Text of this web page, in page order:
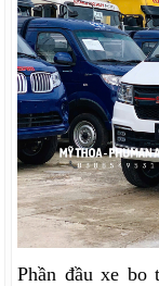
Phần đầu xe bo